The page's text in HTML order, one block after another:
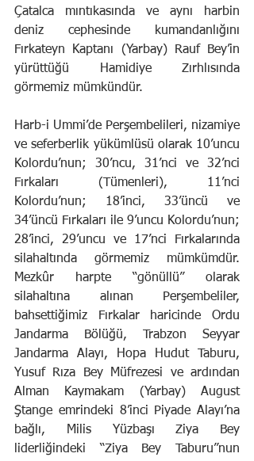
Çatalca mıntıkasında ve aynı harbin
deniz cephesinde kumandanlığını
Fırkateyn Kaptanı (Yarbay) Rauf Bey’in
yürüttüğü Hamidiye Zırhlısında
görmemiz mümkündür.
Harb-i Ummi’de Perşembelileri, nizamiye
ve seferberlik yükümlüsü olarak 10’uncu
Kolordu’nun; 30’ncu, 31’nci ve 32’nci
Fırkaları (Tümenleri), 11’nci
Kolordu’nun; 18’inci, 33’üncü ve
34’üncü Fırkaları ile 9’uncu Kolordu’nun;
28’inci, 29’uncu ve 17’nci Fırkalarında
silahaltında görmemiz mümkümdür.
Mezkûr harpte “gönüllü” olarak
silahaltına alınan Perşembeliler,
bahsettiğimiz Fırkalar haricinde Ordu
Jandarma Bölüğü, Trabzon Seyyar
Jandarma Alayı, Hopa Hudut Taburu,
Yusuf Rıza Bey Müfrezesi ve ardından
Alman Kaymakam (Yarbay) August
Ştange emrindeki 8’inci Piyade Alayı’na
bağlı, Milis Yüzbaşı Ziya Bey
liderliğindeki “Ziya Bey Taburu”nun